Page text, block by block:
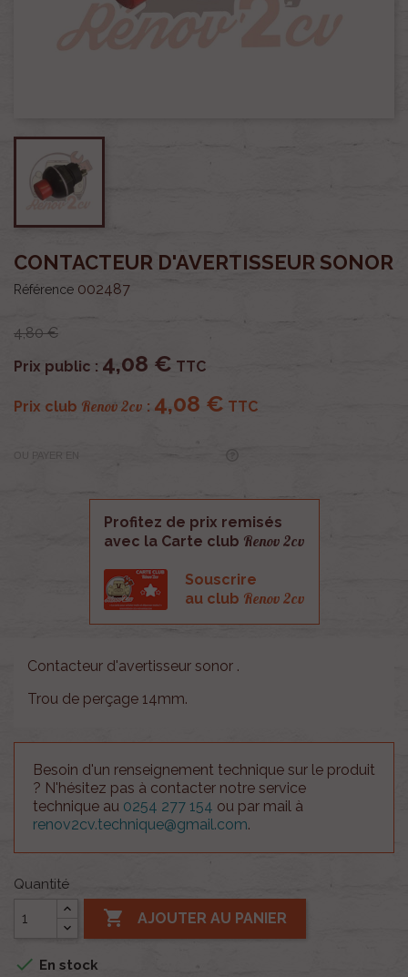
CONTACTEUR D'AVERTISSEUR SONOR
Référence 002487
4,80 €
Prix public : 4,08 € TTC
Prix club Renov 2cv : 4,08 € TTC
Profitez de prix remisés
avec la Carte club Renov 2cv
Souscrire
au club Renov 2cv
Contacteur d'avertisseur sonor .
Trou de perçage 14mm.
Besoin d'un renseignement technique sur le produit
? N'hésitez pas à contacter notre service
technique au 0254 277 154 ou par mail à
renov2cv.technique@gmail.com.
Quantité
 AJOUTER AU PANIER
 En stock